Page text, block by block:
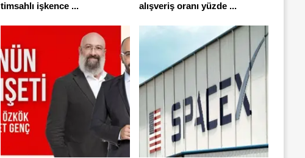
timsahlı işkence ...
alışveriş oranı yüzde ...